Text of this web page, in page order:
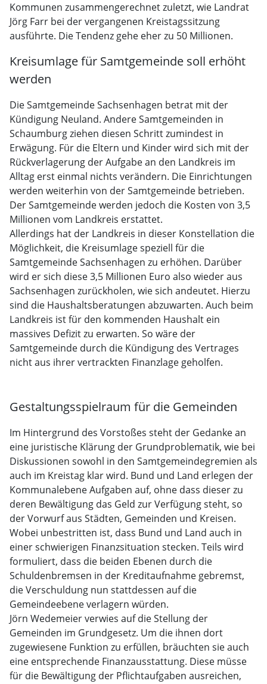
Kommunen zusammengerechnet zuletzt, wie Landrat
Jörg Farr bei der vergangenen Kreistagssitzung
ausführte. Die Tendenz gehe eher zu 50 Millionen.
Kreisumlage für Samtgemeinde soll erhöht
werden
Die Samtgemeinde Sachsenhagen betrat mit der
Kündigung Neuland. Andere Samtgemeinden in
Schaumburg ziehen diesen Schritt zumindest in
Erwägung. Für die Eltern und Kinder wird sich mit der
Rückverlagerung der Aufgabe an den Landkreis im
Alltag erst einmal nichts verändern. Die Einrichtungen
werden weiterhin von der Samtgemeinde betrieben.
Der Samtgemeinde werden jedoch die Kosten von 3,5
Millionen vom Landkreis erstattet.
Allerdings hat der Landkreis in dieser Konstellation die
Möglichkeit, die Kreisumlage speziell für die
Samtgemeinde Sachsenhagen zu erhöhen. Darüber
wird er sich diese 3,5 Millionen Euro also wieder aus
Sachsenhagen zurückholen, wie sich andeutet. Hierzu
sind die Haushaltsberatungen abzuwarten. Auch beim
Landkreis ist für den kommenden Haushalt ein
massives Defizit zu erwarten. So wäre der
Samtgemeinde durch die Kündigung des Vertrages
nicht aus ihrer vertrackten Finanzlage geholfen.
Gestaltungsspielraum für die Gemeinden
Im Hintergrund des Vorstoßes steht der Gedanke an
eine juristische Klärung der Grundproblematik, wie bei
Diskussionen sowohl in den Samtgemeindegremien als
auch im Kreistag klar wird. Bund und Land erlegen der
Kommunalebene Aufgaben auf, ohne dass dieser zu
deren Bewältigung das Geld zur Verfügung steht, so
der Vorwurf aus Städten, Gemeinden und Kreisen.
Wobei unbestritten ist, dass Bund und Land auch in
einer schwierigen Finanzsituation stecken. Teils wird
formuliert, dass die beiden Ebenen durch die
Schuldenbremsen in der Kreditaufnahme gebremst,
die Verschuldung nun stattdessen auf die
Gemeindeebene verlagern würden.
Jörn Wedemeier verwies auf die Stellung der
Gemeinden im Grundgesetz. Um die ihnen dort
zugewiesene Funktion zu erfüllen, bräuchten sie auch
eine entsprechende Finanzausstattung. Diese müsse
für die Bewältigung der Pflichtaufgaben ausreichen,